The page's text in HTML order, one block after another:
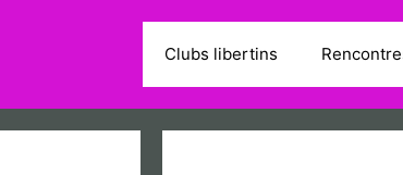
Clubs libertins